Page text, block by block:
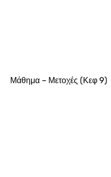
Μάθημα – Μετοχές (Κεφ 9)